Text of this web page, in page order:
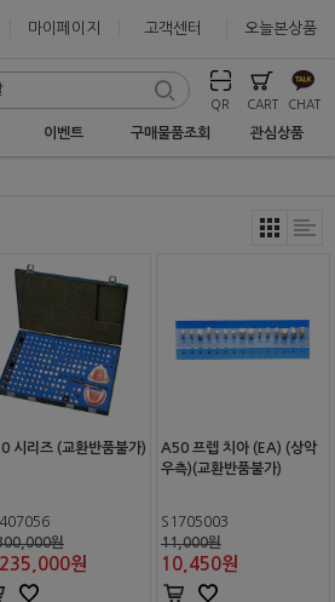
마이페이지 고객센터 오늘본상품
QR CART CHAT
이벤트 구매물품조회 관심상품
시리즈 (교환반품불가)
원
원
A50 프렙 치아 (EA) (상악
우측)(교환반품불가)
S1705003
11,000원
10,450원